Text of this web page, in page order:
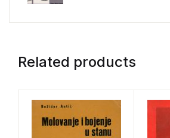
Related products